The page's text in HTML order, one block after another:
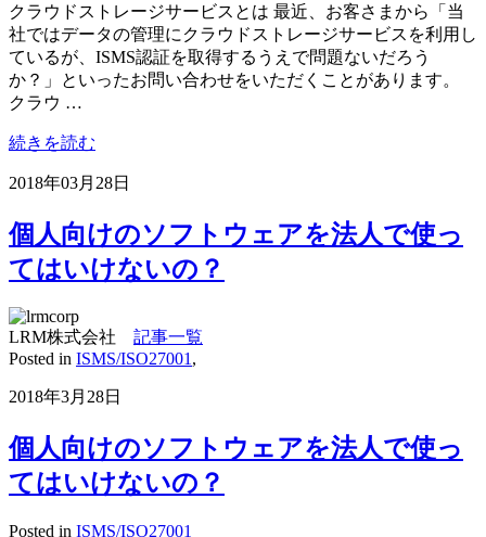
クラウドストレージサービスとは 最近、お客さまから「当
社ではデータの管理にクラウドストレージサービスを利用し
ているが、ISMS認証を取得するうえで問題ないだろう
か？」といったお問い合わせをいただくことがあります。
クラウ …
続きを読む
2018年03月28日
個人向けのソフトウェアを法人で使っ
てはいけないの？
LRM株式会社 記事一覧
Posted in ISMS/ISO27001,
2018年3月28日
個人向けのソフトウェアを法人で使っ
てはいけないの？
Posted in ISMS/ISO27001